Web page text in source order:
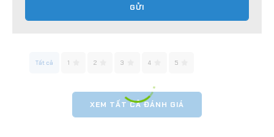
GỬI
Tất cả 1 2 3 4 5
XEM TẤT CẢ ĐÁNH GIÁ